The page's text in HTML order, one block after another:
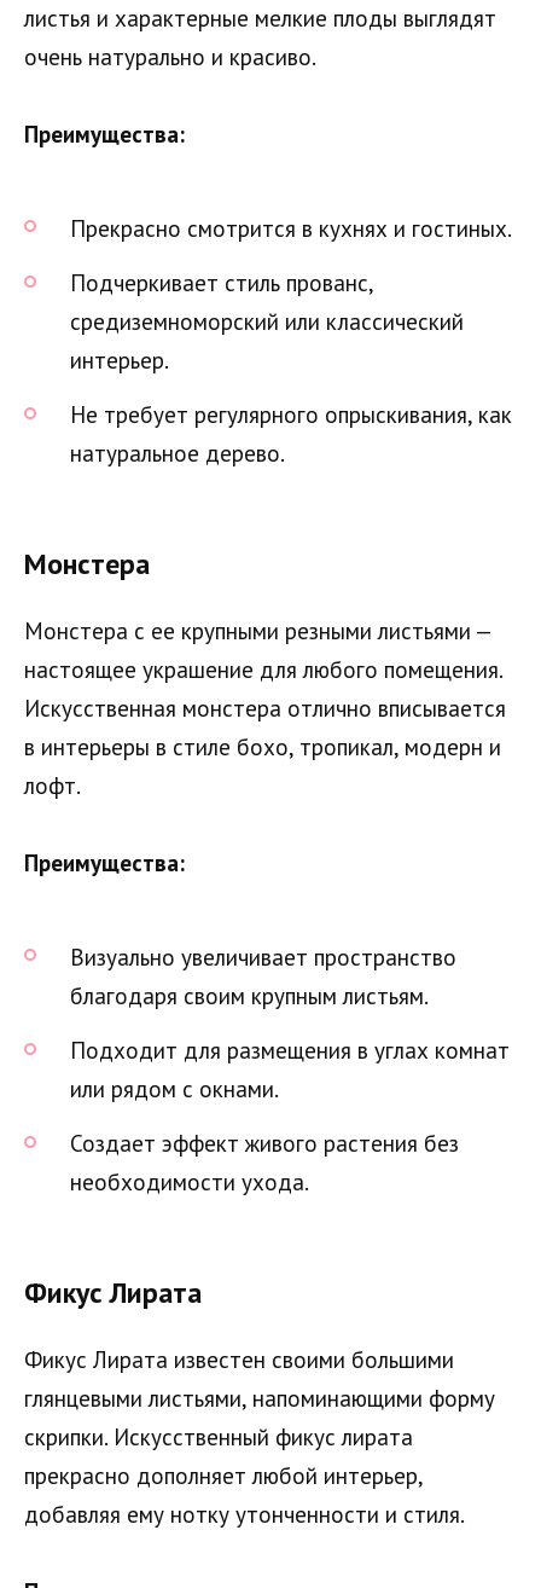
листья и характерные мелкие плоды выглядят
очень натурально и красиво.
Преимущества:
Прекрасно смотрится в кухнях и гостиных.
Подчеркивает стиль прованс,
средиземноморский или классический
интерьер.
Не требует регулярного опрыскивания, как
натуральное дерево.
Монстера
Монстера с ее крупными резными листьями —
настоящее украшение для любого помещения.
Искусственная монстера отлично вписывается
в интерьеры в стиле бохо, тропикал, модерн и
лофт.
Преимущества:
Визуально увеличивает пространство
благодаря своим крупным листьям.
Подходит для размещения в углах комнат
или рядом с окнами.
Создает эффект живого растения без
необходимости ухода.
Фикус Лирата
Фикус Лирата известен своими большими
глянцевыми листьями, напоминающими форму
скрипки. Искусственный фикус лирата
прекрасно дополняет любой интерьер,
добавляя ему нотку утонченности и стиля.